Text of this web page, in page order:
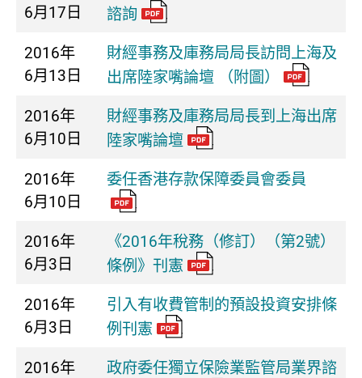
6月17日
諮詢
2016年
6月13日
財經事務及庫務局局長訪問上海及
出席陸家嘴論壇 （附圖）
2016年
6月10日
財經事務及庫務局局長到上海出席
陸家嘴論壇
2016年
6月10日
委任香港存款保障委員會委員
2016年
6月3日
《2016年稅務（修訂）（第2號）
條例》刊憲
2016年
6月3日
引入有收費管制的預設投資安排條
例刊憲
2016年
政府委任獨立保險業監管局業界諮